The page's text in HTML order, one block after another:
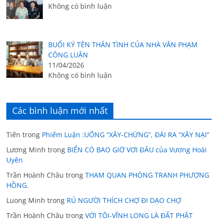
Không có bình luận
BUỔI KÝ TÊN THÂN TÌNH CỦA NHÀ VĂN PHẠM
CÔNG LUẬN
11/04/2026
Không có bình luận
Các bình luận mới nhất
Tiến trong Phiếm Luận :UỐNG “XÂY-CHỪNG”, ĐÁI RA “XÂY NẠI”
Lương Minh trong BIỂN CÓ BAO GIỜ VƠI ĐÂU của Vương Hoài
Uyên
Trần Hoành Châu trongTHAM QUAN PHÒNG TRANH PHƯỢNG
HỒNG.
Luong Minh trong RỦ NGƯỜI THÍCH CHỢ ĐI DẠO CHỢ
Trần Hoành Châu trongVỚI TÔI-VĨNH LONG LÀ ĐẤT PHẬT